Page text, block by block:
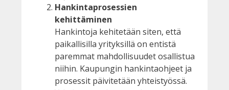
Hankintaprosessien
kehittäminen
Hankintoja kehitetään siten, että
paikallisilla yrityksillä on entistä
paremmat mahdollisuudet osallistua
niihin. Kaupungin hankintaohjeet ja
prosessit päivitetään yhteistyössä.